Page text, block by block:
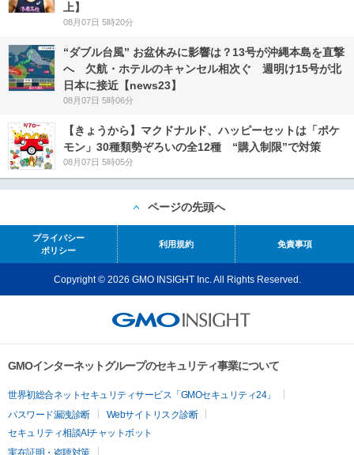
上】
08月07日 5時20分
“ダブル台風” お盆休みに影響は？13号が沖縄本島を直撃
へ 欠航・ホテルのキャンセル相次ぐ 週明け15号が北
日本に接近【news23】
08月07日 5時06分
【きょうから】マクドナルド、ハッピーセットは「ポケ
モン」30種類勢ぞろいの全12種 “購入制限”で対策
08月07日 5時05分
ページの先頭へ
プライバシー
ポリシー
利用規約 免責事項
Copyright © 2026 GMO INSIGHT Inc. All Rights Reserved.
GMOインターネットグループのセキュリティ事業について
世界初総合ネットセキュリティサービス「GMOセキュリティ24」
パスワード漏洩診断
Webサイトリスク診断
セキュリティ相談AIチャットボット
実在証明・盗聴対策